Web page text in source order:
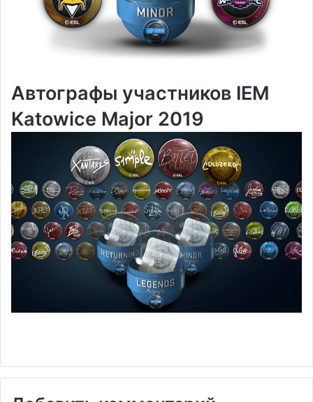
Автографы участников IEM
Katowice Major 2019